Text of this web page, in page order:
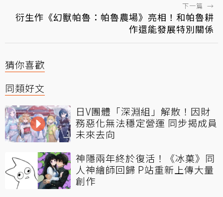
下一篇 →
衍生作《幻獸帕魯：帕魯農場》亮相！和帕魯耕
作還能發展特別關係
猜你喜歡
同類好文
日V團體「深淵組」解散！因財
務惡化無法穩定營運 同步揭成員
未來去向
神隱兩年終於復活！《冰菓》同
人神繪師回歸 P站重新上傳大量
創作